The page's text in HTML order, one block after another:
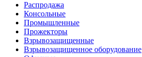
Распродажа
Консольные
Промышленные
Прожекторы
Взрывозащищенные
Взрывозащищенное оборудование